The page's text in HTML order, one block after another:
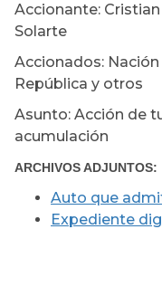
Accionante:
Solarte
Accionados:
República y otros
Asunto: Acción de
acumulación
ARCHIVOS ADJUNTOS:
Auto que
Expediente